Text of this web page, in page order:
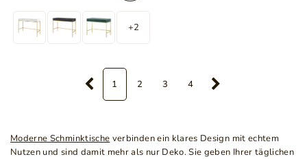
+2
1 2 3 4
Moderne Schminktische verbinden ein klares Design mit echtem
Nutzen und sind damit mehr als nur Deko. Sie geben Ihrer täglichen